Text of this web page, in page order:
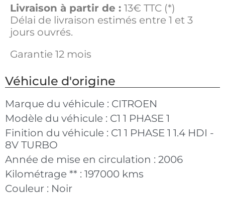
Livraison à partir de : 13€ TTC (*)
Délai de livraison estimés entre 1 et 3
jours ouvrés.
Garantie 12 mois
Véhicule d'origine
Marque du véhicule : CITROEN
Modèle du véhicule : C1 1 PHASE 1
Finition du véhicule : C1 1 PHASE 1 1.4 HDI -
8V TURBO
Année de mise en circulation : 2006
Kilométrage ** : 197000 kms
Couleur : Noir